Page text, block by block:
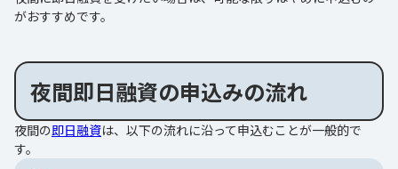
がおすすめです。
夜間即日融資の申込みの流れ
夜間の即日融資は、以下の流れに沿って申込むことが一般的で
す。